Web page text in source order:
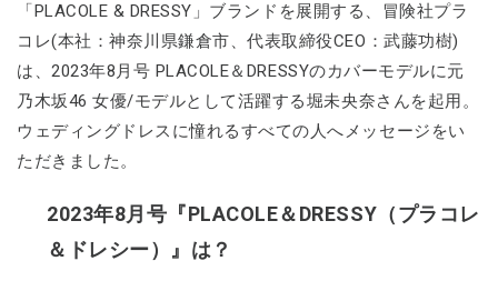
「PLACOLE & DRESSY」ブランドを展開する、冒険社プラ
コレ(本社：神奈川県鎌倉市、代表取締役CEO：武藤功樹)
は、2023年8月号 PLACOLE＆DRESSYのカバーモデルに元
乃木坂46 女優/モデルとして活躍する堀未央奈さんを起用。
ウェディングドレスに憧れるすべての人へメッセージをい
ただきました。
2023年8月号『PLACOLE＆DRESSY（プラコレ
＆ドレシー）』は？